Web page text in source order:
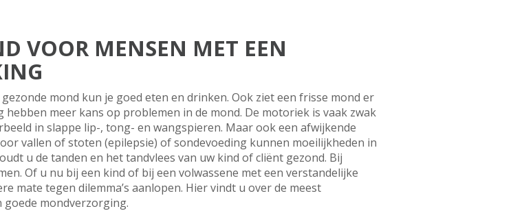
VOOR MENSEN MET EEN
mond kun je goed eten en drinken. Ook ziet een frisse mond er
meer kans op problemen in de mond. De motoriek is vaak zwak
in slappe lip-, tong- en wangspieren. Maar ook een afwijkende
vallen of stoten (epilepsie) of sondevoeding kunnen moeilijkheden in
u de tanden en het tandvlees van uw kind of cliënt gezond. Bij
Of u nu bij een kind of bij een volwassene met een verstandelijke
mate tegen dilemma’s aanlopen. Hier vindt u over de meest
mondverzorging.